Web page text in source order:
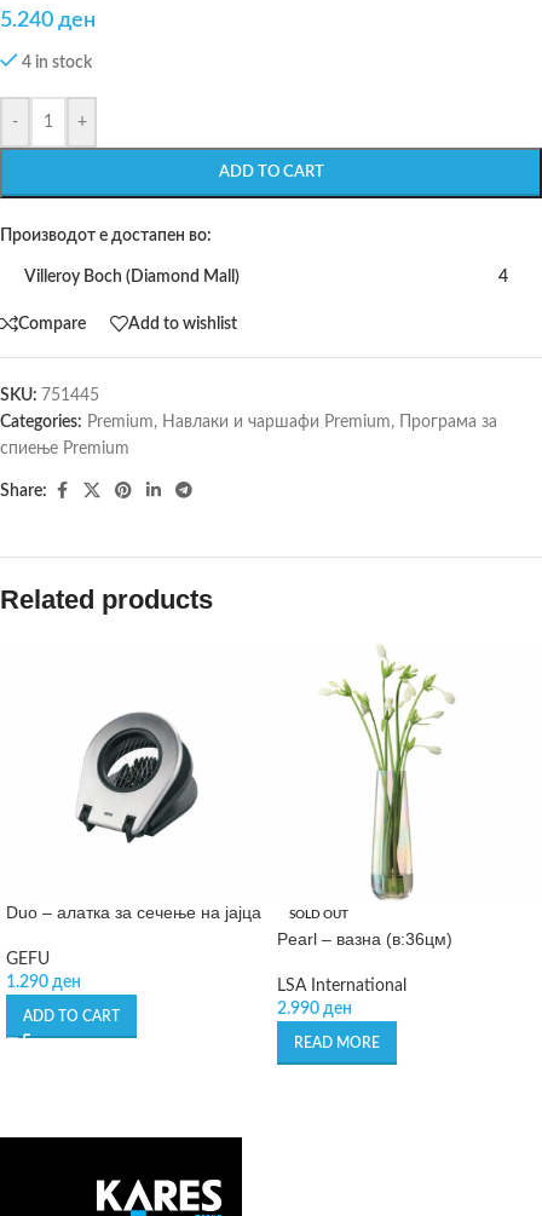
5.240 ден
4 in stock
- +
ADD TO CART
Производот е достапен во:
Villeroy Boch (Diamond Mall) 4
Compare Add to wishlist
SKU: 751445
Categories: Premium, Навлаки и чаршафи Premium,
Програма за
спиење Premium
Share:
Related products
Duo – алатка за сечење на јајца
GEFU
1.290 ден
ADD TO CART
SOLD OUT
Pearl – вазна (в:36цм)
LSA International
2.990 ден
READ MORE